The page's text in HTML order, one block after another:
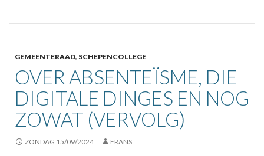
GEMEENTERAAD, SCHEPENCOLLEGE
OVER ABSENTEÏSME, DIE
DIGITALE DINGES EN NOG
ZOWAT (VERVOLG)
ZONDAG 15/09/2024 FRANS